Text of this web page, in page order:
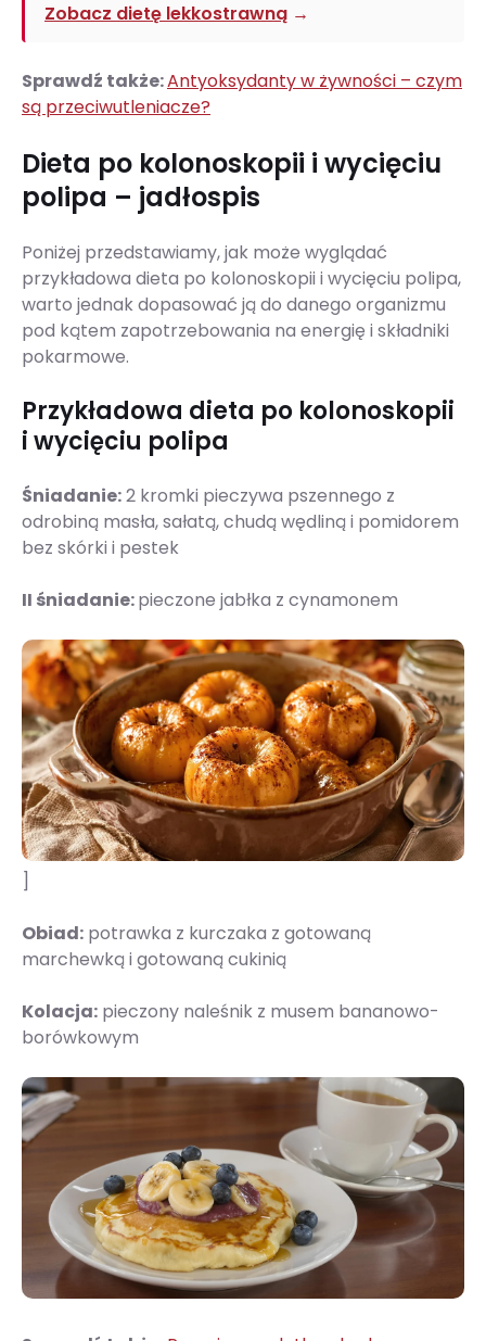
Zobacz dietę lekkostrawną →
Sprawdź także:Antyoksydanty w żywności – czym
są przeciwutleniacze?
Dieta po kolonoskopii i wycięciu
polipa – jadłospis
Poniżej przedstawiamy, jak może wyglądać
przykładowa dieta po kolonoskopii i wycięciu polipa,
warto jednak dopasować ją do danego organizmu
pod kątem zapotrzebowania na energię i składniki
pokarmowe.
Przykładowa dieta po kolonoskopii
i wycięciu polipa
Śniadanie:2 kromki pieczywa pszennego z
odrobiną masła, sałatą, chudą wędliną i pomidorem
bez skórki i pestek
II śniadanie:pieczone jabłka z cynamonem
]
Obiad: potrawka z kurczaka z gotowaną
marchewką i gotowaną cukinią
Kolacja: pieczony naleśnik z musem bananowo-
borówkowym